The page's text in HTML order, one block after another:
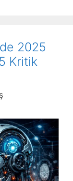
2025
Kritik